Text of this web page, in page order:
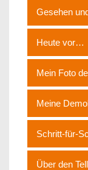
Gesehen
Heute vor…
Mein Foto
Meine
Schritt-für-
Über den